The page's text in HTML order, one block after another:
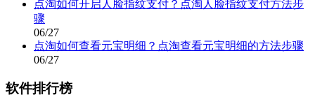
点淘如何开启人脸指纹支付？点淘人脸指纹支付方法步
骤
06/27
点淘如何查看元宝明细？点淘查看元宝明细的方法步骤
06/27
软件排行榜